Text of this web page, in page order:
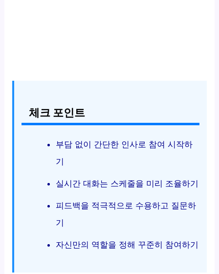
체크 포인트
부담 없이 간단한 인사로 참여 시작하
기
실시간 대화는 스케줄을 미리 조율하기
피드백을 적극적으로 수용하고 질문하
기
자신만의 역할을 정해 꾸준히 참여하기